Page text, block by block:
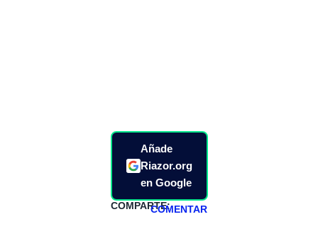
Añade
Riazor.org
en Google
COMPARTE:COMENTAR